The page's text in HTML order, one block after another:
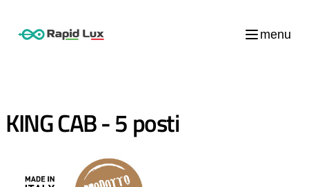
menu
KING CAB - 5 posti